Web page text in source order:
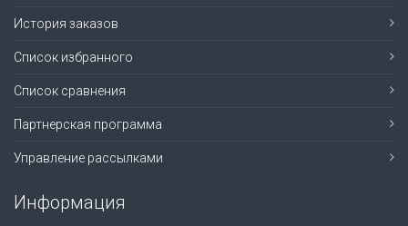
История заказов
Список избранного
Список сравнения
Партнерская программа
Управление рассылками
Информация